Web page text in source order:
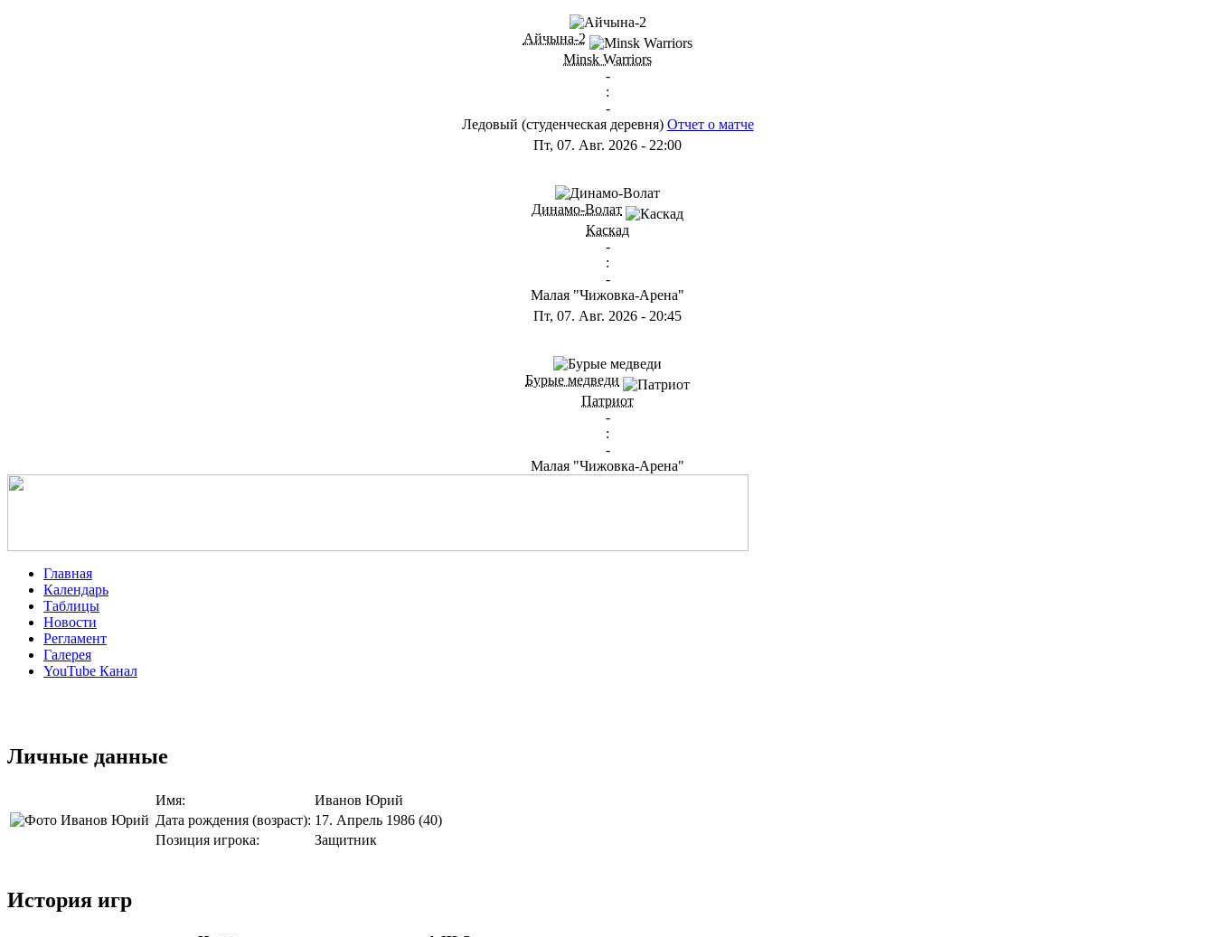
Айчына-2
Minsk Warriors
-
:
-
Ледовый (студенческая деревня) Отчет о матче
Пт, 07. Авг. 2026 - 22:00
Динамо-Волат
Каскад
-
:
-
Малая "Чижовка-Арена"
Пт, 07. Авг. 2026 - 20:45
Бурые медведи
Патриот
-
:
-
Малая "Чижовка-Арена"
Главная
Календарь
Таблицы
Новости
Регламент
Галерея
YouTube Канал
Личные данные
Имя:
Иванов Юрий
Дата рождения (возраст): 17. Апрель 1986 (40)
Позиция игрока:
Защитник
История игр